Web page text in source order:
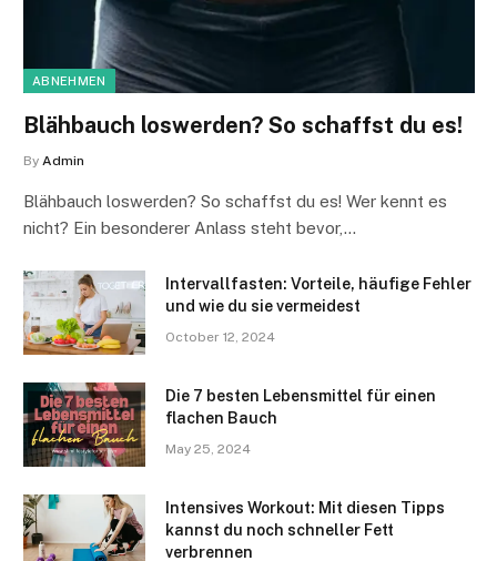
ABNEHMEN
Blähbauch loswerden? So schaffst du es!
By Admin
Blähbauch loswerden? So schaffst du es! Wer kennt es
nicht? Ein besonderer Anlass steht bevor,…
Intervallfasten: Vorteile, häufige Fehler
und wie du sie vermeidest
October 12, 2024
Die 7 besten Lebensmittel für einen
flachen Bauch
May 25, 2024
Intensives Workout: Mit diesen Tipps
kannst du noch schneller Fett
verbrennen